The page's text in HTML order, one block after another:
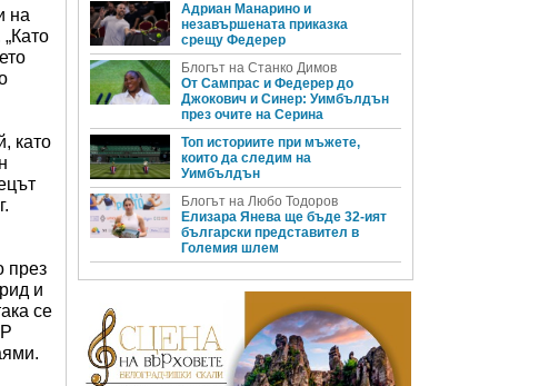
на
като
през
и
се
Адриан Манарино и
незавършената приказка
срещу Федерер
Блогът на Станко Димов
От Сампрас и Федерер до
Джокович и Синер: Уимбълдън
през очите на Серина
Топ историите при мъжете,
които да следим на
Уимбълдън
Блогът на Любо Тодоров
Елизара Янева ще бъде 32-ият
български представител в
Големия шлем